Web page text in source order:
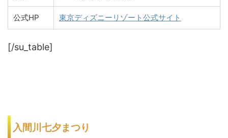
公式HP 東京ディズニーリゾート公式サイト
[/su_table]
入間川七夕まつり